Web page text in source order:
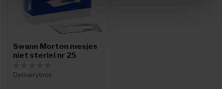
Swann Morton mesjes
niet steriel nr 25
Deliverytime